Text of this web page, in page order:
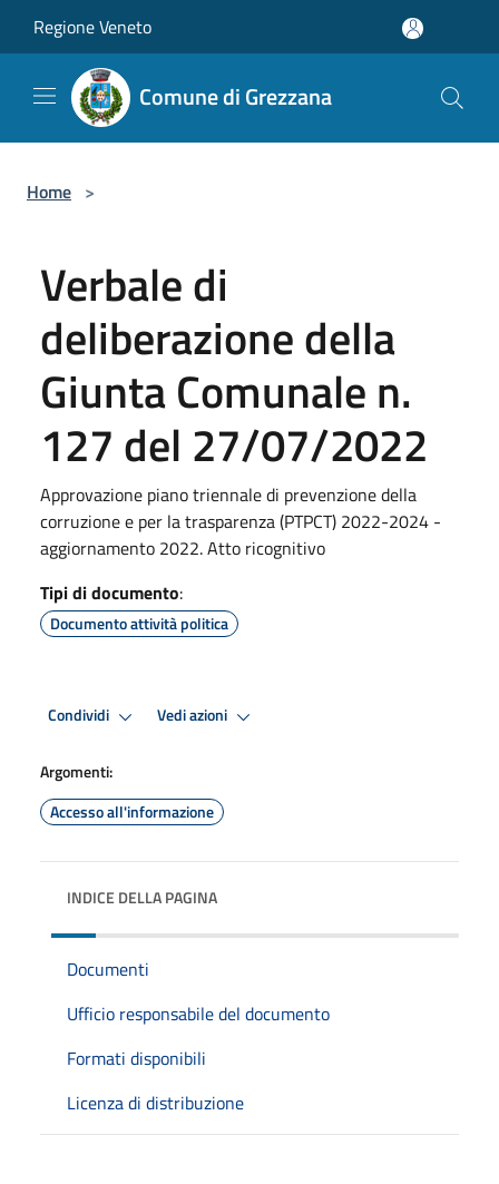
Regione Veneto
Comune di Grezzana
Home >
Verbale di
deliberazione della
Giunta Comunale n.
127 del 27/07/2022
Approvazione piano triennale di prevenzione della
corruzione e per la trasparenza (PTPCT) 2022-2024 -
aggiornamento 2022. Atto ricognitivo
Tipi di documento:
Documento attività politica
Condividi Vedi azioni
Argomenti:
Accesso all'informazione
INDICE DELLA PAGINA
Documenti
Ufficio responsabile del documento
Formati disponibili
Licenza di distribuzione